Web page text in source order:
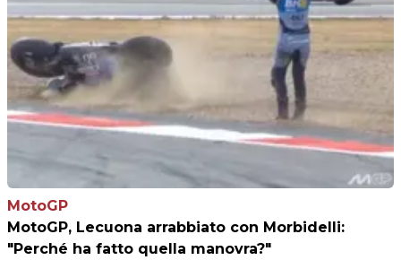
MotoGP
MotoGP, Lecuona arrabbiato con Morbidelli:
"Perché ha fatto quella manovra?"